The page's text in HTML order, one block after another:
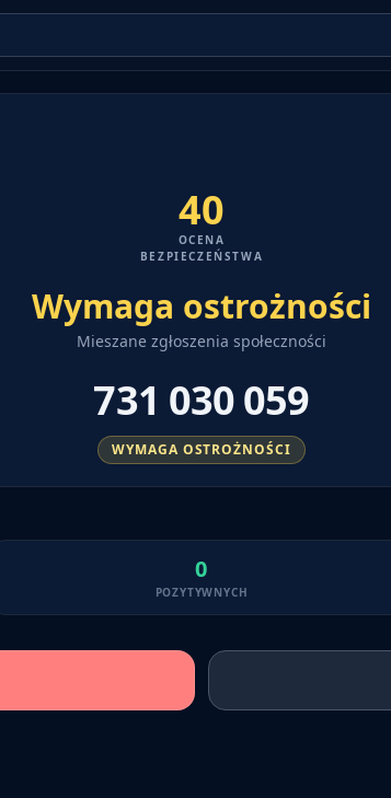
40
OCENA
BEZPIECZEŃSTWA
Wymaga ostrożności
Mieszane zgłoszenia społeczności
731 030 059
WYMAGA OSTROŻNOŚCI
0
POZYTYWNYCH